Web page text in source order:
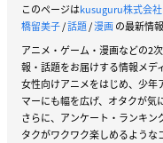
このページはkusuguru株式会社
橋留美子/話題/漫画の最新情
アニメ・ゲーム・漫画などの2
報・話題をお届けする情報メデ
女性向けアニメをはじめ、少年
マーにも幅を広げ、オタクが気
さらに、アンケート・ランキ
タクがワクワク楽しめるような